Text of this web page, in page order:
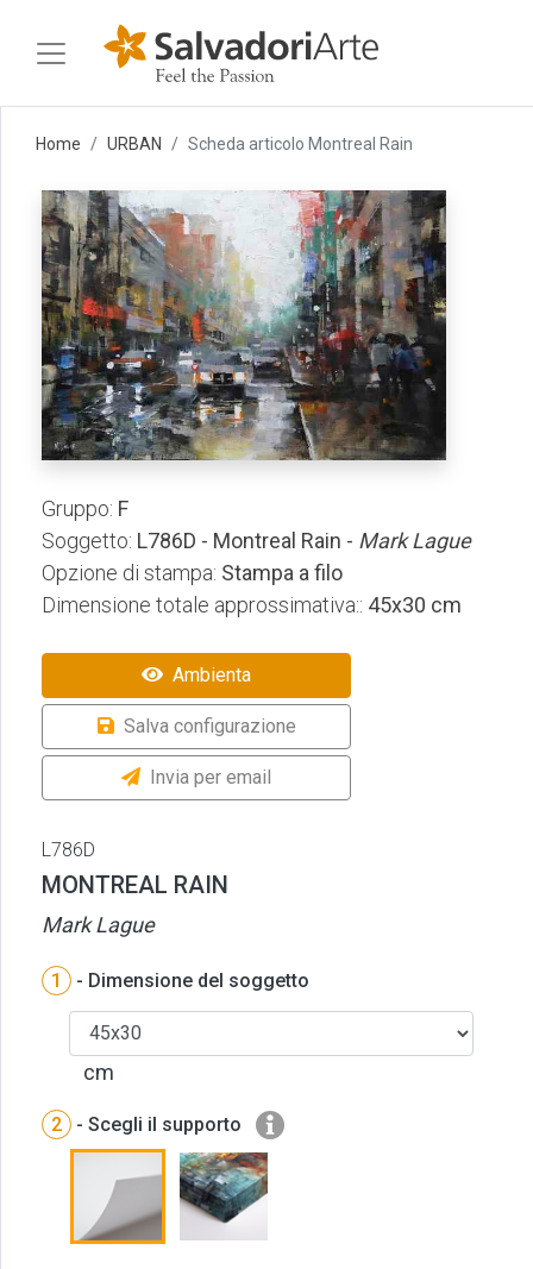
Home URBAN Scheda articolo Montreal Rain
Gruppo: F
Soggetto: L786D - Montreal Rain - Mark Lague
Opzione di stampa: Stampa a filo
Dimensione totale approssimativa:: 45x30 cm
Ambienta
Salva configurazione
Invia per email
L786D
MONTREAL RAIN
Mark Lague
1 - Dimensione del soggetto
cm
2 - Scegli il supporto